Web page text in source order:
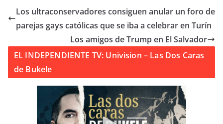
Los ultraconservadores consiguen anular un foro de
parejas gays católicas que se iba a celebrar en Turín
Los amigos de Trump en El Salvador
EL INDEPENDIENTE TV: Univision – Las Dos Caras
de Bukele